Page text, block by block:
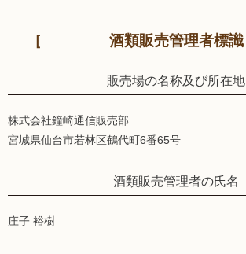
酒類販売管理者標識
販売場の名称及び所在地
株式会社鐘崎通信販売部
宮城県仙台市若林区鶴代町6番65号
酒類販売管理者の氏名
庄子 裕樹